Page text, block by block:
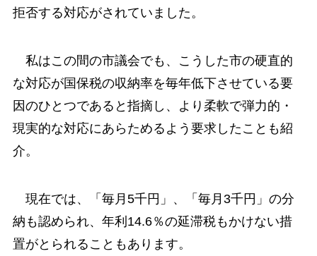
拒否する対応がされていました。
私はこの間の市議会でも、こうした市の硬直的
な対応が国保税の収納率を毎年低下させている要
因のひとつであると指摘し、より柔軟で弾力的・
現実的な対応にあらためるよう要求したことも紹
介。
現在では、「毎月5千円」、「毎月3千円」の分
納も認められ、年利14.6％の延滞税もかけない措
置がとられることもあります。